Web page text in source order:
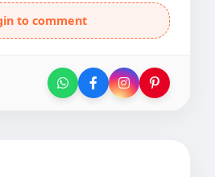
to comment